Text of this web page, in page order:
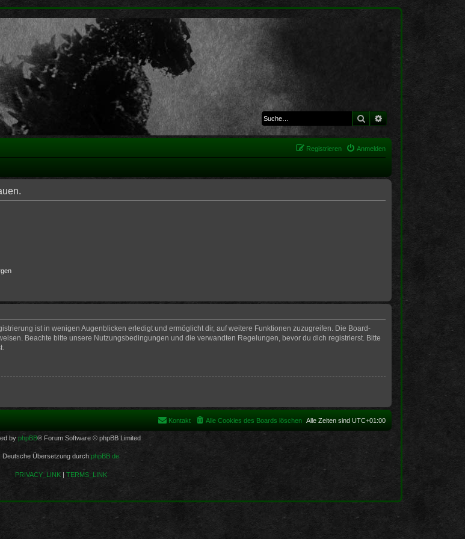
Suche Erweiterte Suche
Anmelden
Registrieren
ist in wenigen Augenblicken erledigt und ermöglicht dir, auf weitere Funktionen zuzugreifen. Die Board-
Beachte bitte unsere Nutzungsbedingungen und die verwandten Regelungen, bevor du dich registrierst. Bitte
Alle Zeiten sind UTC+01:00
Alle Cookies des Boards löschen
Kontakt
by phpBB® Forum Software © phpBB Limited
Deutsche Übersetzung durch phpBB.de
PRIVACY_LINK| TERMS_LINK